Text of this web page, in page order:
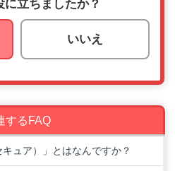
に立ちましたか？
いいえ
するFAQ
キュア）」とはなんですか？